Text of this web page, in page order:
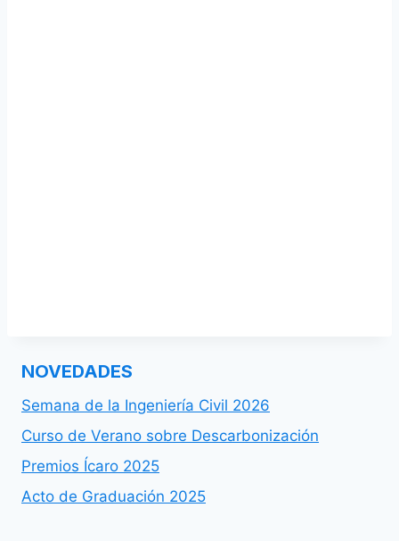
NOVEDADES
Semana de la Ingeniería Civil 2026
Curso de Verano sobre Descarbonización
Premios Ícaro 2025
Acto de Graduación 2025